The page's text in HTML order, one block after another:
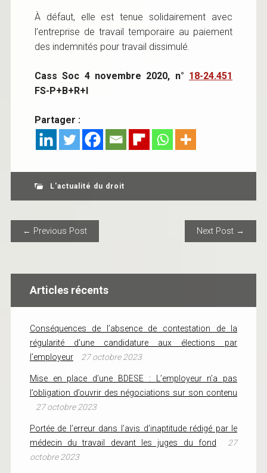
À défaut, elle est tenue solidairement avec
l’entreprise de travail temporaire au paiement
des indemnités pour travail dissimulé.
Cass Soc 4 novembre 2020, n° 18-24.451
FS-P+B+R+I
Partager :
L'actualité du droit
POST NAVIGATION
← Previous Post Next Post →
Articles récents
Conséquences de l’absence de contestation de la
régularité d’une candidature aux élections par
l’employeur
27 octobre 2023
Mise en place d’une BDESE : L’employeur n’a pas
l’obligation d’ouvrir des négociations sur son contenu
27 octobre 2023
Portée de l’erreur dans l’avis d’inaptitude rédigé par le
médecin du travail devant les juges du fond
27
octobre 2023